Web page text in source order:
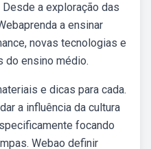
a exploração das
a ensinar
novas tecnologias e
do ensino médio.
e dicas para cada.
a influência da cultura
focando
Webao definir